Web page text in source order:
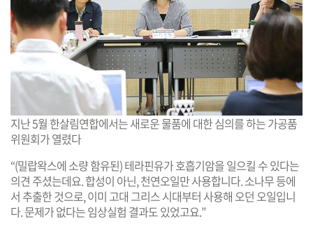
지난 5월 한살림연합에서는 새로운 물품에 대한 심의를 하는 가공품
위원회가 열렸다
“(밀랍왁스에 소량 함유된) 테라핀유가 호흡기암을 일으킬 수 있다는
의견 주셨는데요. 합성이 아닌, 천연오일만 사용합니다. 소나무 등에
서 추출한 것으로, 이미 고대 그리스 시대부터 사용해 오던 오일입니
다. 문제가 없다는 임상실험 결과도 있었고요.”